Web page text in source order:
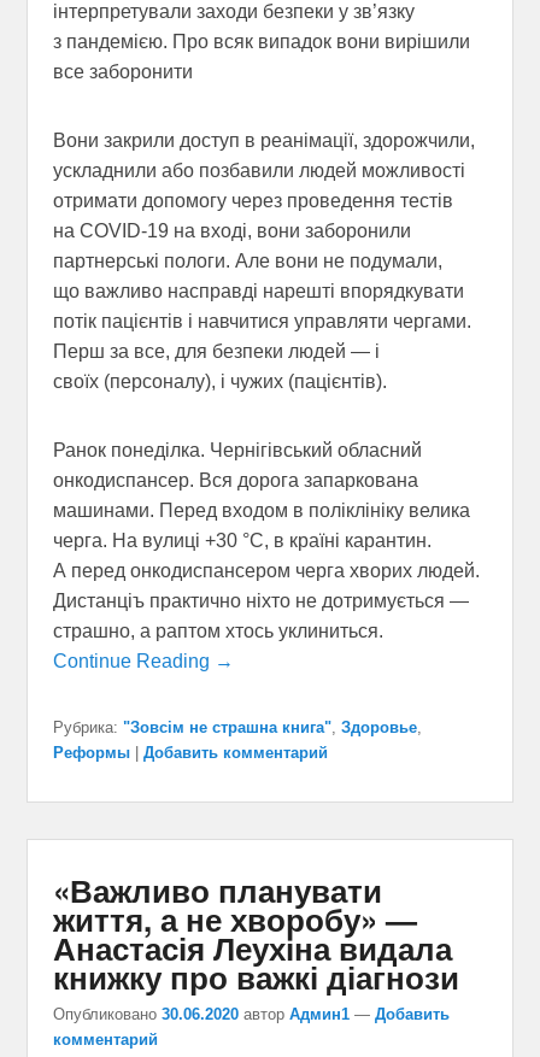
інтерпретували заходи безпеки у зв’язку
з пандемією. Про всяк випадок вони вирішили
все заборонити
Вони закрили доступ в реанімації, здорожчили,
ускладнили або позбавили людей можливості
отримати допомогу через проведення тестів
на COVID-19 на вході, вони заборонили
партнерські пологи. Але вони не подумали,
що важливо насправді нарешті впорядкувати
потік пацієнтів і навчитися управляти чергами.
Перш за все, для безпеки людей — і
своїх (персоналу), і чужих (пацієнтів).
Ранок понеділка. Чернігівський обласний
онкодиспансер. Вся дорога запаркована
машинами. Перед входом в поліклініку велика
черга. На вулиці +30 °С, в країні карантин.
А перед онкодиспансером черга хворих людей.
Дистанціъ практично ніхто не дотримується —
страшно, а раптом хтось уклиниться.
Continue Reading →
Рубрика: "Зовсім не страшна книга", Здоровье,
Реформы
Добавить комментарий
«Важливо планувати
життя, а не хворобу» —
Анастасія Леухіна видала
книжку про важкі діагнози
Опубликовано 30.06.2020 автор Админ1 — Добавить
комментарий